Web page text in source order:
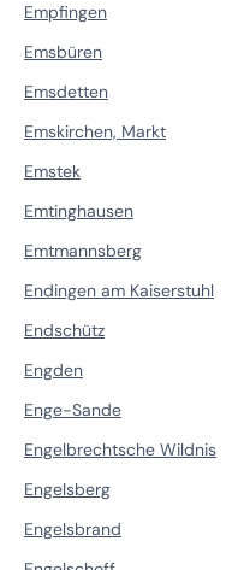
Empfingen
Emsbüren
Emsdetten
Emskirchen, Markt
Emstek
Emtinghausen
Emtmannsberg
Endingen am Kaiserstuhl
Endschütz
Engden
Enge-Sande
Engelbrechtsche Wildnis
Engelsberg
Engelsbrand